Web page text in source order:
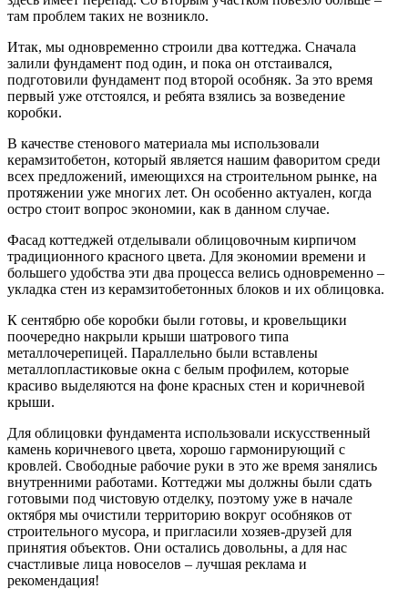
там проблем таких не возникло.
Итак, мы одновременно строили два коттеджа. Сначала
залили фундамент под один, и пока он отстаивался,
подготовили фундамент под второй особняк. За это время
первый уже отстоялся, и ребята взялись за возведение
коробки.
В качестве стенового материала мы использовали
керамзитобетон, который является нашим фаворитом среди
всех предложений, имеющихся на строительном рынке, на
протяжении уже многих лет. Он особенно актуален, когда
остро стоит вопрос экономии, как в данном случае.
Фасад коттеджей отделывали облицовочным кирпичом
традиционного красного цвета. Для экономии времени и
большего удобства эти два процесса велись одновременно –
укладка стен из керамзитобетонных блоков и их облицовка.
К сентябрю обе коробки были готовы, и кровельщики
поочередно накрыли крыши шатрового типа
металлочерепицей. Параллельно были вставлены
металлопластиковые окна с белым профилем, которые
красиво выделяются на фоне красных стен и коричневой
крыши.
Для облицовки фундамента использовали искусственный
камень коричневого цвета, хорошо гармонирующий с
кровлей. Свободные рабочие руки в это же время занялись
внутренними работами. Коттеджи мы должны были сдать
готовыми под чистовую отделку, поэтому уже в начале
октября мы очистили территорию вокруг особняков от
строительного мусора, и пригласили хозяев-друзей для
принятия объектов. Они остались довольны, а для нас
счастливые лица новоселов – лучшая реклама и
рекомендация!